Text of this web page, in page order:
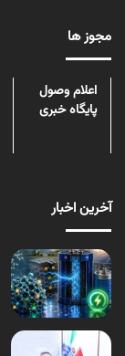
مجوز ها
اعلام وصول
پایگاه خبری
آخرین اخبار